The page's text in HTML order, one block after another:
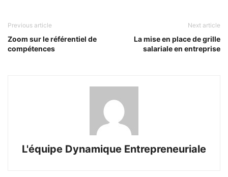
Previous article
Zoom sur le référentiel de
compétences
Next article
La mise en place de grille
salariale en entreprise
L'équipe Dynamique Entrepreneuriale